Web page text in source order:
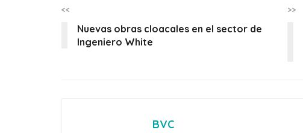
<<
Nuevas obras cloacales en el sector de
Ingeniero White
>>
BVC